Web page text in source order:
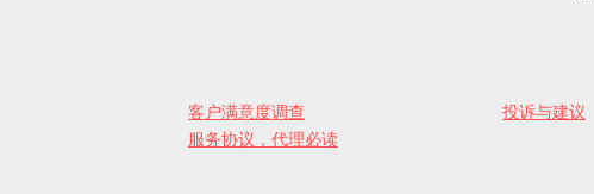
客户满意度调查
服务协议，代理必读
投诉与建议